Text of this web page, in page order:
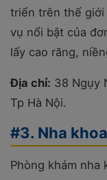
triển trên thế
vụ nổi bật của
lấy cao răng,
Địa chỉ: 38 Ngụy
Tp Hà Nội.
#3. Nha
Phòng khám nha